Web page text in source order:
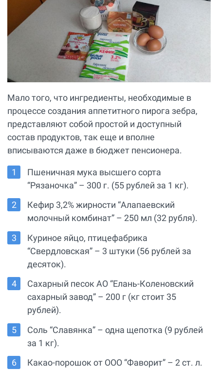
Мало того, что ингредиенты, необходимые в
процессе создания аппетитного пирога зебра,
представляют собой простой и доступный
состав продуктов, так еще и вполне
вписываются даже в бюджет пенсионера.
Пшеничная мука высшего сорта
“Рязаночка” – 300 г. (55 рублей за 1 кг).
Кефир 3,2% жирности “Алапаевский
молочный комбинат” – 250 мл (32 рубля).
Куриное яйцо, птицефабрика
“Свердловская” – 3 штуки (56 рублей за
десяток).
Сахарный песок АО “Елань-Коленовский
сахарный завод” – 200 г (кг стоит 35
рублей).
Соль “Славянка” – одна щепотка (9 рублей
за 1 кг).
Какао-порошок от ООО “Фаворит” – 2 ст. л.